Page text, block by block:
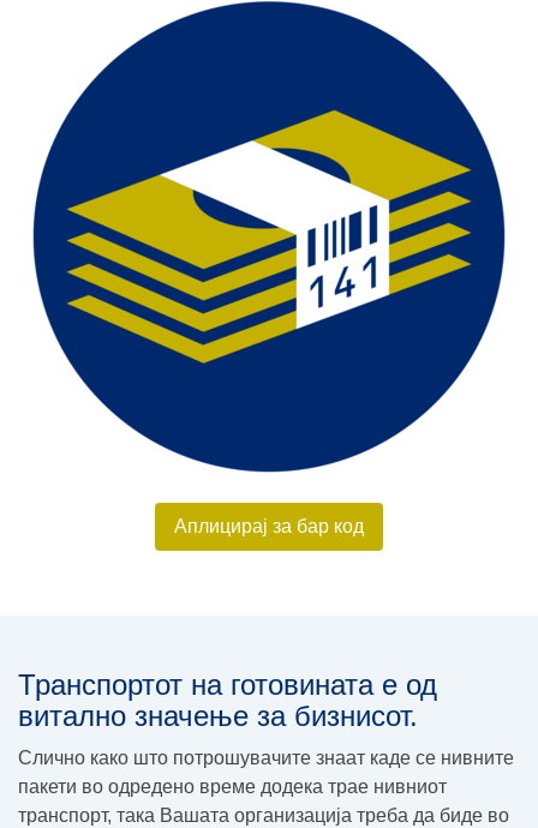
Аплицирај за бар код
Транспортот на готовината е од
витално значење за бизнисот.
Слично како што потрошувачите знаат каде се нивните
пакети во одредено време додека трае нивниот
транспорт, така Вашата организација треба да биде во